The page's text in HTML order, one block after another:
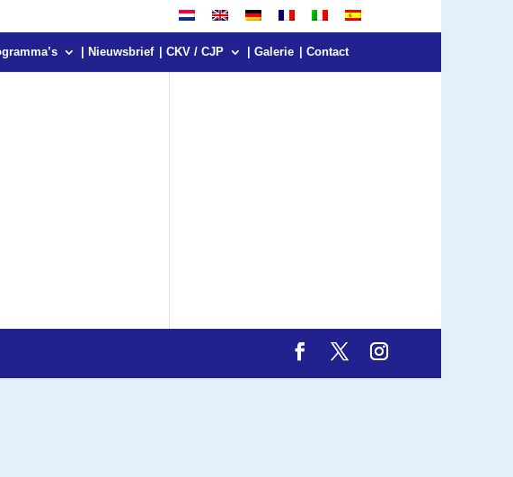
| Nieuwsbrief | CKV / CJP | Galerie | Contact